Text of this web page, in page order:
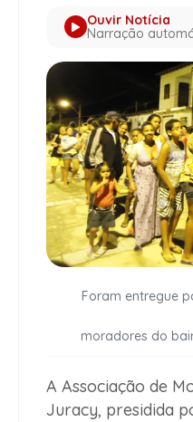
Ouvir Notícia
Narração
Foram entregue
moradores do
A Associação de
Juracy, presidida